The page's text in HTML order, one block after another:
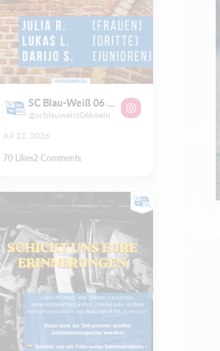
SC Blau-Weiß 06 Köln e.V.
@scblauweiss06koeln
Jul 12, 2026
70 Likes2 Comments